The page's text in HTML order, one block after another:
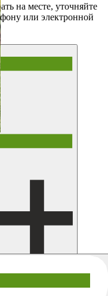
на месте, уточняйте
или электронной